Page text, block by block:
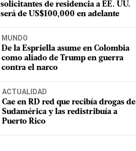
solicitantes de residencia a EE. UU.
será de US$100,000 en adelante
MUNDO
De la Espriella asume en Colombia
como aliado de Trump en guerra
contra el narco
ACTUALIDAD
Cae en RD red que recibía drogas de
Sudamérica y las redistribuía a
Puerto Rico